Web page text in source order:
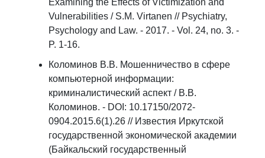
Examining the Effects of Victimization and
Vulnerabilities / S.M. Virtanen // Psychiatry,
Psychology and Law. - 2017. - Vol. 24, no. 3. -
P. 1-16.
Коломинов В.В. Мошенничество в сфере
компьютерной информации:
криминалистический аспект / В.В.
Коломинов. - DOI: 10.17150/2072-
0904.2015.6(1).26 // Известия Иркутской
государственной экономической академии
(Байкальский государственный